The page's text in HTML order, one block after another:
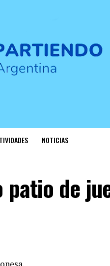
NOTICIAS
de